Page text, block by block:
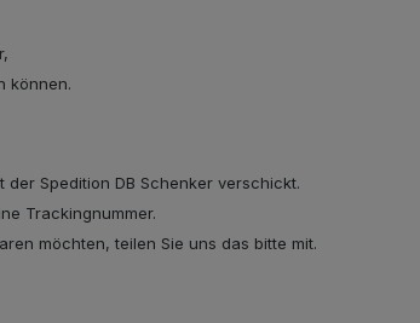
können.
Spedition DB Schenker verschickt.
Trackingnummer.
möchten, teilen Sie uns das bitte mit.